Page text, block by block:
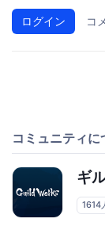
ログイン コ
コミュニティに
ギ
1614